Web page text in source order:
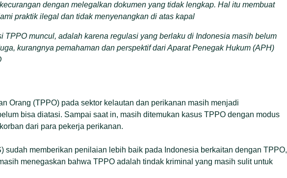
dengan melegalkan dokumen yang tidak lengkap. Hal itu membuat
praktik ilegal dan tidak menyenangkan di atas kapal
TPPO muncul, adalah karena regulasi yang berlaku di Indonesia masih belum
kurangnya pemahaman dan perspektif dari Aparat Penegak Hukum (APH)
Orang (TPPO) pada sektor kelautan dan perikanan masih menjadi
bisa diatasi. Sampai saat in, masih ditemukan kasus TPPO dengan modus
dari para pekerja perikanan.
sudah memberikan penilaian lebih baik pada Indonesia berkaitan dengan TPPO,
menegaskan bahwa TPPO adalah tindak kriminal yang masih sulit untuk